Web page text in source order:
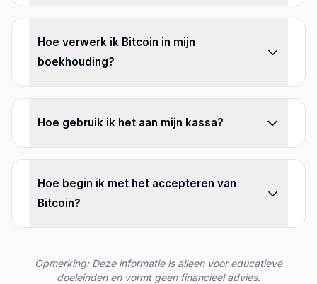
Hoe verwerk ik Bitcoin in mijn
boekhouding?
Hoe gebruik ik het aan mijn kassa?
Hoe begin ik met het accepteren van
Bitcoin?
Opmerking: Deze informatie is alleen voor educatieve
doeleinden en vormt geen financieel advies.